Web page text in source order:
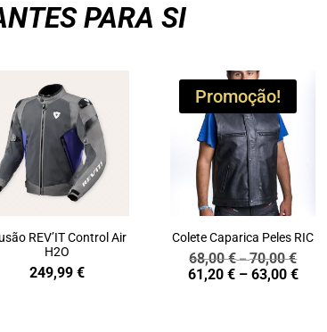
PARA SI
REV’IT Control Air
H2O
249,99 €
Promoção!
Colete Caparica Peles RIC
68,00€–70,00€Price
range:
61,20 € – 63,00 €Price